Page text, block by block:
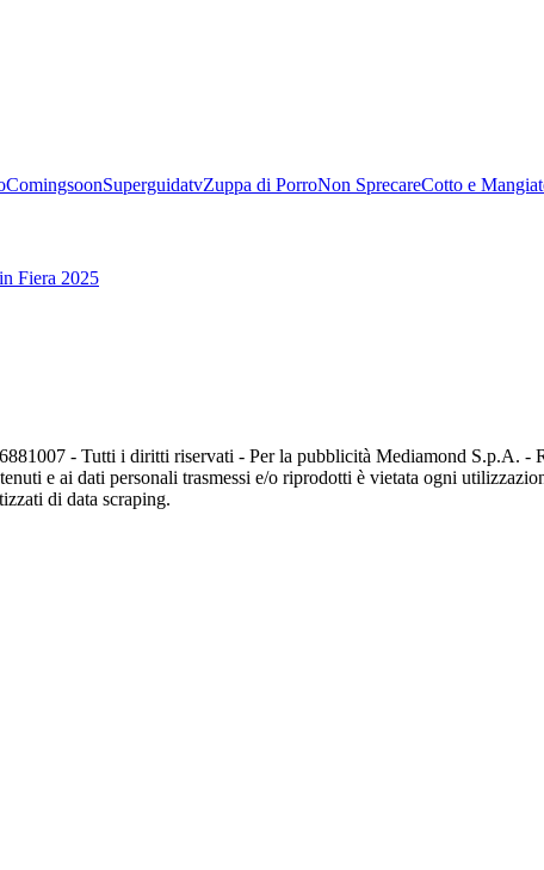
ComingsoonSuperguidatvZuppa di PorroNon SprecareCotto e
Fiera 2025
- Tutti i diritti riservati - Per la pubblicità Mediamond S.p.A. -
e ai dati personali trasmessi e/o riprodotti è vietata ogni
di data scraping.